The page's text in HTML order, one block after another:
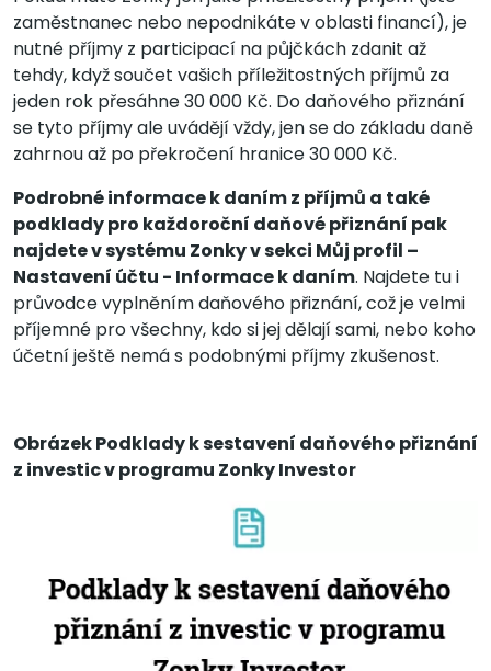
zaměstnanec nebo nepodnikáte v oblasti financí), je
nutné příjmy z participací na půjčkách zdanit až
tehdy, když součet vašich příležitostných příjmů za
jeden rok přesáhne 30 000 Kč. Do daňového přiznání
se tyto příjmy ale uvádějí vždy, jen se do základu daně
zahrnou až po překročení hranice 30 000 Kč.
Podrobné informace k daním z příjmů a také
podklady pro každoroční daňové přiznání pak
najdete v systému Zonky v sekci Můj profil –
Nastavení účtu - Informace k daním. Najdete tu i
průvodce vyplněním daňového přiznání, což je velmi
příjemné pro všechny, kdo si jej dělají sami, nebo koho
účetní ještě nemá s podobnými příjmy zkušenost.
Obrázek Podklady k sestavení daňového přiznání
z investic v programu Zonky Investor